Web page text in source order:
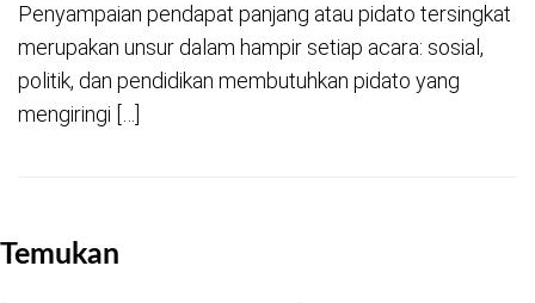
Penyampaian pendapat panjang atau pidato tersingkat
merupakan unsur dalam hampir setiap acara: sosial,
politik, dan pendidikan membutuhkan pidato yang
mengiringi […]
Temukan